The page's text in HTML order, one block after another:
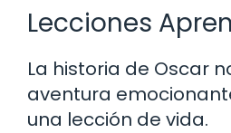
Lecciones
La historia de Oscar
aventura
una lección de vida.